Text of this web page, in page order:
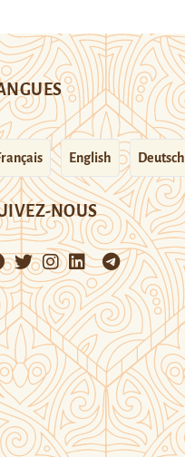
English Deutsch
NOUS